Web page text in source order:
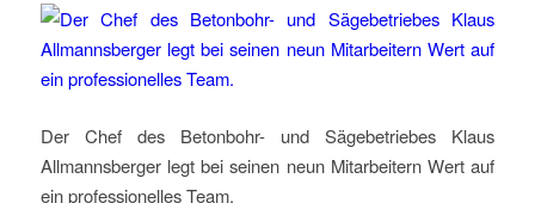
Der Chef des Betonbohr- und Sägebetriebes Klaus
Allmannsberger legt bei seinen neun Mitarbeitern Wert auf
ein professionelles Team.